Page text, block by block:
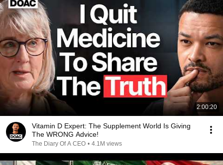
2:00:20
Vitamin D Expert: The Supplement World Is Giving
The WRONG Advice!
The Diary Of A CEO • 4.1M views